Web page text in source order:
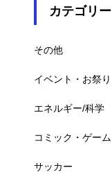
カテゴリー
その他
イベント・お祭り
エネルギー/科学
コミック・ゲーム
サッカー